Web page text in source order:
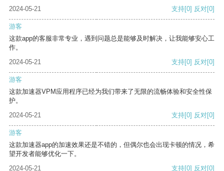
2024-05-21 支持[0] 反对[0]
游客
这款app的客服非常专业，遇到问题总是能够及时解决，让我能够安心工
作。
2024-05-21
支持[0] 反对[0]
游客
这款加速器VPM应用程序已经为我们带来了无限的流畅体验和安全性保
护。
2024-05-21
支持[0] 反对[0]
游客
这款加速器app的加速效果还是不错的，但偶尔也会出现卡顿的情况，希
望开发者能够优化一下。
2024-05-21
支持[0] 反对[0]